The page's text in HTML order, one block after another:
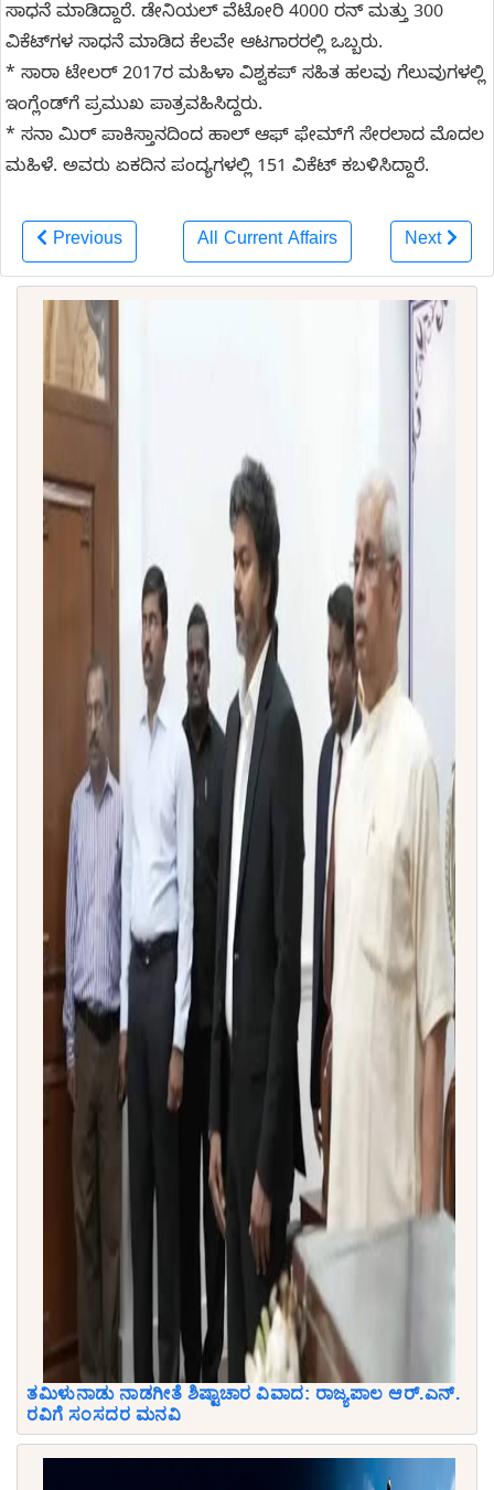
ಸಾಧನೆ ಮಾಡಿದ್ದಾರೆ. ಡೇನಿಯಲ್ ವೆಟೋರಿ 4000 ರನ್ ಮತ್ತು 300
ವಿಕೆಟ್‌ಗಳ ಸಾಧನೆ ಮಾಡಿದ ಕೆಲವೇ ಆಟಗಾರರಲ್ಲಿ ಒಬ್ಬರು.
* ಸಾರಾ ಟೇಲರ್ 2017ರ ಮಹಿಳಾ ವಿಶ್ವಕಪ್ ಸಹಿತ ಹಲವು ಗೆಲುವುಗಳಲ್ಲಿ
ಇಂಗ್ಲೆಂಡ್‌ಗೆ ಪ್ರಮುಖ ಪಾತ್ರವಹಿಸಿದ್ದರು.
* ಸನಾ ಮಿರ್ ಪಾಕಿಸ್ತಾನದಿಂದ ಹಾಲ್ ಆಫ್ ಫೇಮ್‌ಗೆ ಸೇರಲಾದ ಮೊದಲ
ಮಹಿಳೆ. ಅವರು ಏಕದಿನ ಪಂದ್ಯಗಳಲ್ಲಿ 151 ವಿಕೆಟ್‌ ಕಬಳಿಸಿದ್ದಾರೆ.
Previous All Current Affairs Next
ತಮಿಳುನಾಡು ನಾಡಗೀತೆ ಶಿಷ್ಟಾಚಾರ ವಿವಾದ: ರಾಜ್ಯಪಾಲ ಆರ್.ಎನ್.
ರವಿಗೆ ಸಂಸದರ ಮನವಿ